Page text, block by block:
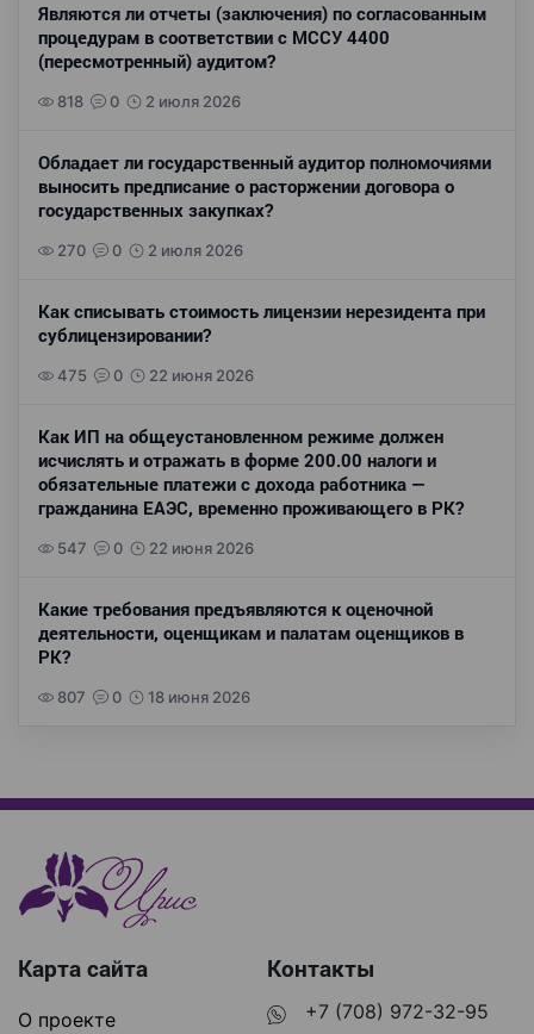
Являются ли отчеты (заключения) по согласованным
процедурам в соответствии с МССУ 4400
(пересмотренный) аудитом?
818 0 2 июля 2026
Обладает ли государственный аудитор полномочиями
выносить предписание о расторжении договора о
государственных закупках?
270 0 2 июля 2026
Как списывать стоимость лицензии нерезидента при
сублицензировании?
475 0 22 июня 2026
Как ИП на общеустановленном режиме должен
исчислять и отражать в форме 200.00 налоги и
обязательные платежи с дохода работника —
гражданина ЕАЭС, временно проживающего в РК?
547 0 22 июня 2026
Какие требования предъявляются к оценочной
деятельности, оценщикам и палатам оценщиков в
РК?
807 0 18 июня 2026
Карта сайта
О проекте
Контакты
+7 (708) 972-32-95